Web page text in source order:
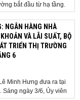
bắt đầu từ hạ tầng.
đồng loạt tăng tốc, cấu
đổi, mở ra những
theo quá...
NGÂN HÀNG NHÀ
VÀ LÃI SUẤT, BỘ
TRIỂN THỊ TRƯỜNG
6
Minh Hưng đưa ra tại
ngày 3/6, Ủy viên